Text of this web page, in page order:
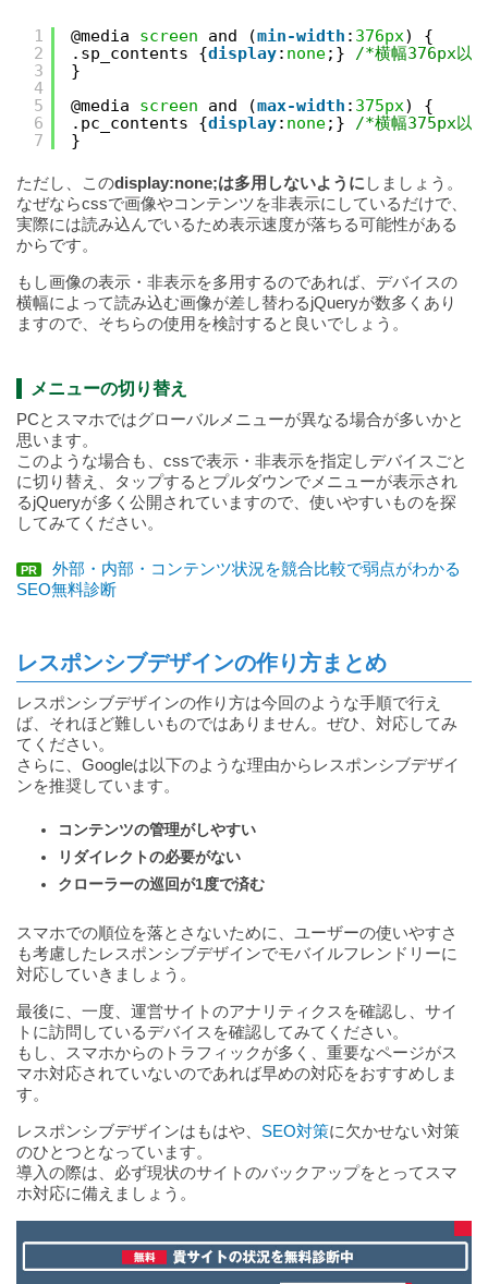
1
2
3
4
5
6
7
@media screen and (min-width : 376px) {
.sp_contents {display: none;} /*横幅376px以
}
@media screen and (max-width : 375px) {
.pc_contents {display: none;} /*横幅375px以
}
ただし、このdisplay:none;は多用しないように しましょう。
なぜならcssで画像やコンテンツを非表示にしているだけで、
実際には読み込んでいるため表示速度が落ちる可能性がある
からです。
もし画像の表示・非表示を多用するのであれば、デバイスの
横幅によって読み込む画像が差し替わるjQueryが数多くあり
ますので、そちらの使用を検討すると良いでしょう。
メニューの切り替え
PCとスマホではグローバルメニューが異なる場合が多いかと
思います。
このような場合も、cssで表示・非表示を指定しデバイスごと
に切り替え、タップするとプルダウンでメニューが表示され
るjQueryが多く公開されていますので、使いやすいものを探
してみてください。
PR
外部・内部・コンテンツ状況を競合比較で弱点がわかる
SEO無料診断
レスポンシブデザインの作り方まとめ
レスポンシブデザインの作り方は今回のような手順で行え
ば、それほど難しいものではありません。ぜひ、対応してみ
てください。
さらに、Googleは以下のような理由からレスポンシブデザイ
ンを推奨しています。
コンテンツの管理がしやすい
リダイレクトの必要がない
クローラーの巡回が1度で済む
スマホでの順位を落とさないために、ユーザーの使いやすさ
も考慮したレスポンシブデザインでモバイルフレンドリーに
対応していきましょう。
最後に、一度、運営サイトのアナリティクスを確認し、サイ
トに訪問しているデバイスを確認してみてください。
もし、スマホからのトラフィックが多く、重要なページがス
マホ対応されていないのであれば早めの対応をおすすめしま
す。
レスポンシブデザインはもはや、 SEO対策に欠かせない対策
のひとつとなっています。
導入の際は、必ず現状のサイトのバックアップをとってスマ
ホ対応に備えましょう。